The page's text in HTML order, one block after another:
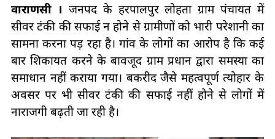
वाराणसी । जनपद के हरपालपुर लोहता ग्राम पंचायत में
सीवर टंकी की सफाई न होने से ग्रामीणों को भारी परेशानी का
सामना करना पड़ रहा है। गांव के लोगों का आरोप है कि कई
बार शिकायत करने के बावजूद ग्राम प्रधान द्वारा समस्या का
समाधान नहीं कराया गया। बकरीद जैसे महत्वपूर्ण त्योहार के
अवसर पर भी सीवर टंकी की सफाई नहीं होने से लोगों में
नाराजगी बढ़ती जा रही है।